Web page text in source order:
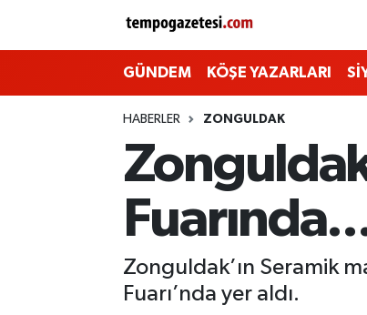
GÜNDEM KÖŞE YAZARLARI
HABERLER ZONGULDAK
Zonguldak’ın Seramik
Fuarı’nda yer aldı.
Zonguldak Nöbetçi Eczaneler
Zonguldak Hava Durumu
Zonguldak Namaz Vakitleri
Zonguldak Trafik Yoğunluk Haritası
Tüm Manşetler